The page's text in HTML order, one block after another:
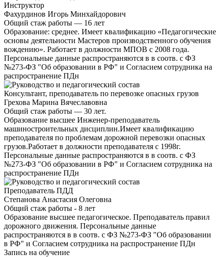
Инструктор
Фахурдинов Игорь Минхайдорович
Общий стаж работы — 16 лет
Образование: среднее. Имеет квалификацию «Педагогические
основы деятельности Мастеров производственного обучения
вождению». Работает в должности МПОВ с 2008 года.
Персональные данные распространяются в в соотв. с ФЗ
№273-ФЗ "Об образовании в РФ" и Согласием сотрудника на
распространение ПДн
Консультант, преподаватель по перевозке опасных грузов
Грехова Марина Вячеславовна
Общий стаж работы — 30 лет.
Образование высшее Инженер-преподаватель
машиностроительных дисциплин.Имеет квалификацию
преподавателя по проблемам дорожной перевозки опасных
грузов.Работает в должности преподавателя с 1998г.
Персональные данные распространяются в в соотв. с ФЗ
№273-ФЗ "Об образовании в РФ" и Согласием сотрудника на
распространение ПДн
Преподаватель ПДД
Степанова Анастасия Олеговна
Общий стаж работы - 8 лет
Образование высшее педагогическое. Преподаватель правил
дорожного движения. Персональные данные
распространяются в в соотв. с ФЗ №273-ФЗ "Об образовании
в РФ" и Согласием сотрудника на распространение ПДн
Запись на обучение